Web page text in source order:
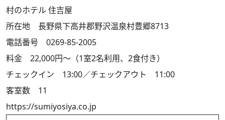
村のホテル 住吉屋
所在地 長野県下高井郡野沢温泉村豊郷8713
電話番号 0269-85-2005
料金 22,000円～（1室2名利用、2食付き）
チェックイン 13:00／チェックアウト 11:00
客室数 11
https://sumiyosiya.co.jp